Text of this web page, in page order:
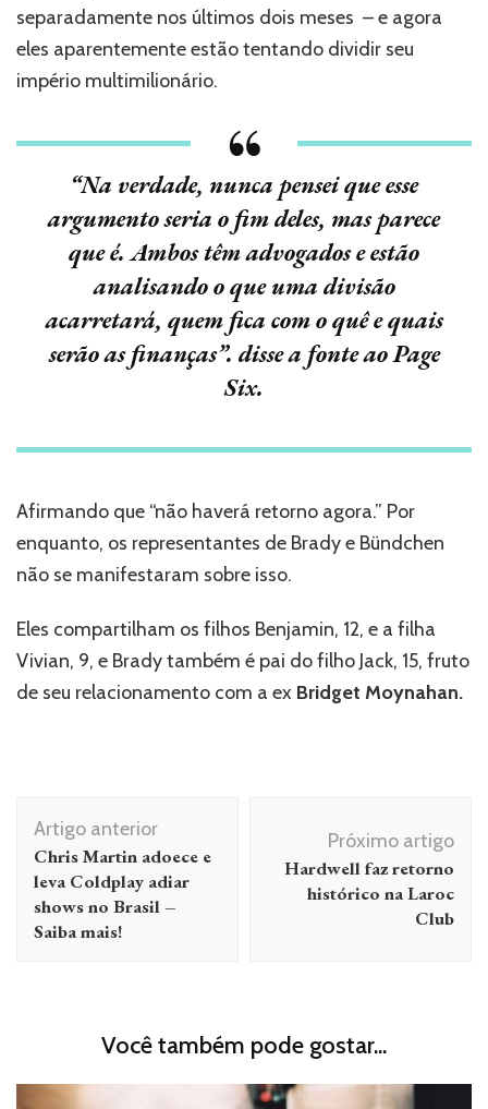
separadamente nos últimos dois meses – e agora
eles aparentemente estão tentando dividir seu
império multimilionário.
“Na verdade, nunca pensei que esse
argumento seria o fim deles, mas parece
que é. Ambos têm advogados e estão
analisando o que uma divisão
acarretará, quem fica com o quê e quais
serão as finanças”. disse a fonte ao Page
Six.
Afirmando que “não haverá retorno agora.” Por
enquanto, os representantes de Brady e Bündchen
não se manifestaram sobre isso.
Eles compartilham os filhos Benjamin, 12, e a filha
Vivian, 9, e Brady também é pai do filho Jack, 15, fruto
de seu relacionamento com a ex Bridget Moynahan.
Navegação
de
post
Artigo anterior
Chris Martin adoece e
leva Coldplay adiar
shows no Brasil –
Saiba mais!
Próximo artigo
Hardwell faz retorno
histórico na Laroc
Club
Você também pode gostar...